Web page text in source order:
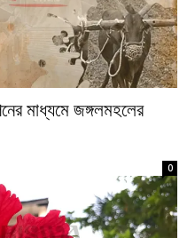
মাধ্যমে জঙ্গলমহলের
0